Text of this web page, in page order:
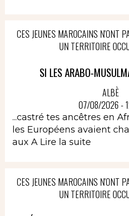
CES JEUNES MAROCAINS N'ONT
UN TERRITOIRE
SI LES ARABO-
ALBÈ
07/08/2026 -
...castré tes ancêtres en
les Européens avaient
aux A Lire la suite
CES JEUNES MAROCAINS N'ONT
UN TERRITOIRE